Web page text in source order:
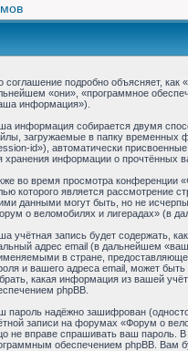
соглашение подробно объясняет,
«они», «программное
информация»).
информация собирается двумя
загружаемые в папку временных
id»), автоматически
хранения информации о прочтённых
во время просмотра конференции
которого является рассмотрение
данными могут быть, но не
о веломобилях и лигерадах» (в
учётная запись будет содержать,
адрес email (в дальнейшем
в стране,
и вашего адреса email, может
какая информация из вашей
phpBB.
пароль надёжно зашифрован
записи на форумах «Форум о
не вправе спрашивать ваш пароль.
обеспечением phpBB. Вам